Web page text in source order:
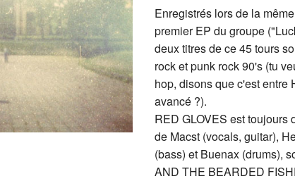
Enregistrés lors de la
premier EP du groupe
deux titres de ce 45 tours
rock et punk rock 90's (tu
hop, disons que c'est entre
avancé ?).
RED GLOVES est toujours
de Macst (vocals, guitar),
(bass) et Buenax (drums),
AND THE BEARDED